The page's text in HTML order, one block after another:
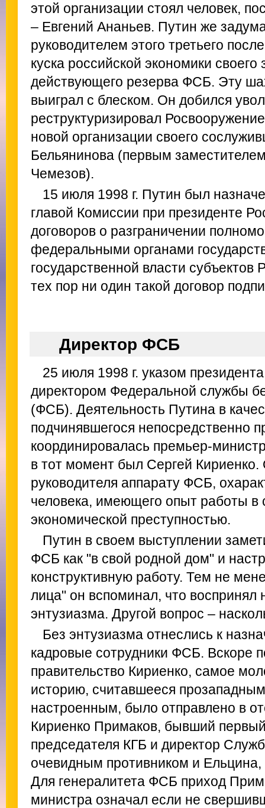
этой организации стоял человек,
– Евгений Ананьев. Путин же
руководителем этого третьего
куска российской экономики
действующего резерва ФСБ. Эту
выиграл с блеском. Он добился
реструктуризировал
новой организации своего
Бельянинова (первым
Чемезов).
15 июля 1998 г. Путин был
главой Комиссии при президенте
договоров о разграничении
федеральными органами
государственной власти
тех пор ни один такой договор
Директор ФСБ
25 июля 1998 г. указом
директором Федеральной службы
(ФСБ). Деятельность Путина в
подчинявшегося непосредственно
координировалась премьер-
в тот момент был Сергей Кириенко.
руководителя аппарату ФСБ,
человека, имеющего опыт работы в
экономической преступностью.
Путин в своем выступлении
ФСБ как "в свой родной дом" и
конструктивную работу. Тем не
лица" он вспоминал, что воспринял
энтузиазма. Другой вопрос –
Без энтузиазма отнеслись к
кадровые сотрудники ФСБ. Вскоре
правительство Кириенко, самое
историю, считавшееся
настроенным, было отправлено в
Кириенко Примаков, бывший
председателя КГБ и директор
очевидным противником и Ельцина,
Для генералитета ФСБ приход
министра означал если не